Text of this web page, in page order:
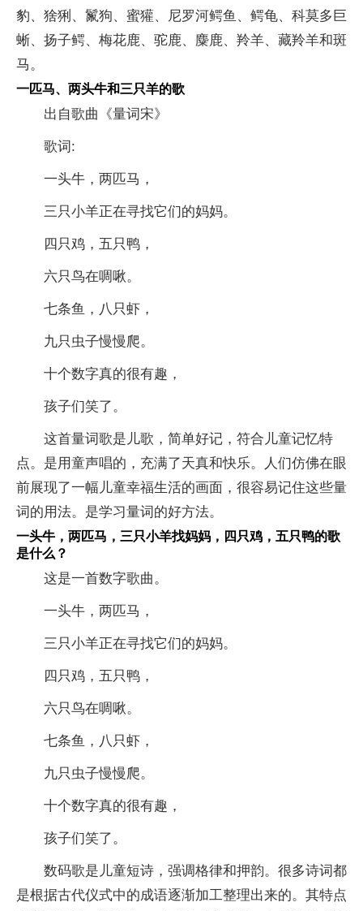
豹、猞猁、鬣狗、蜜獾、尼罗河鳄鱼、鳄龟、科莫多巨
蜥、扬子鳄、梅花鹿、驼鹿、麋鹿、羚羊、藏羚羊和斑
马。
一匹马、两头牛和三只羊的歌
出自歌曲《量词宋》
歌词:
一头牛，两匹马，
三只小羊正在寻找它们的妈妈。
四只鸡，五只鸭，
六只鸟在啁啾。
七条鱼，八只虾，
九只虫子慢慢爬。
十个数字真的很有趣，
孩子们笑了。
这首量词歌是儿歌，简单好记，符合儿童记忆特
点。是用童声唱的，充满了天真和快乐。人们仿佛在眼
前展现了一幅儿童幸福生活的画面，很容易记住这些量
词的用法。是学习量词的好方法。
一头牛，两匹马，三只小羊找妈妈，四只鸡，五只鸭的歌
是什么？
这是一首数字歌曲。
一头牛，两匹马，
三只小羊正在寻找它们的妈妈。
四只鸡，五只鸭，
六只鸟在啁啾。
七条鱼，八只虾，
九只虫子慢慢爬。
十个数字真的很有趣，
孩子们笑了。
数码歌是儿童短诗，强调格律和押韵。很多诗词都
是根据古代仪式中的成语逐渐加工整理出来的。其特点